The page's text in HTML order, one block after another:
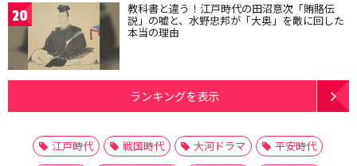
20 教科書と違う！江戸時代の田沼意次「賄賂伝
説」の嘘と、水野忠邦が「大奥」を敵に回した
本当の理由
ランキングを表示
江戸時代 戦国時代 大河ドラマ
平安時代